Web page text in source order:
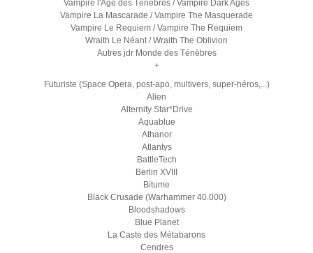
Vampire l'Age des Ténèbres / Vampire Dark Ages
Vampire La Mascarade / Vampire The Masquerade
Vampire Le Requiem / Vampire The Requiem
Wraith Le Néant / Wraith The Oblivion
Autres jdr Monde des Ténèbres
+
Futuriste (Space Opera, post-apo, multivers, super-héros,...)
Alien
Alternity Star*Drive
Aquablue
Athanor
Atlantys
BattleTech
Berlin XVIII
Bitume
Black Crusade (Warhammer 40.000)
Bloodshadows
Blue Planet
La Caste des Métabarons
Cendres